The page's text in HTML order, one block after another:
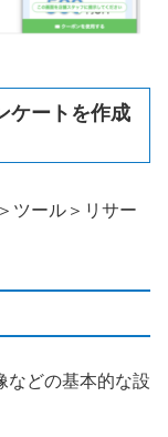
ケートを作成
ツール＞リサー
などの基本的な設